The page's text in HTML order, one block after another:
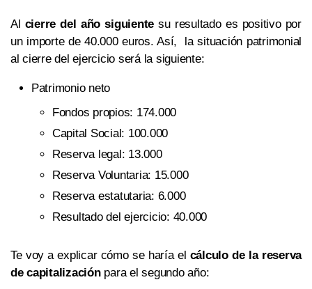
Al cierre del año siguiente su resultado es positivo por
un importe de 40.000 euros. Así, la situación patrimonial
al cierre del ejercicio será la siguiente:
Patrimonio neto
Fondos propios: 174.000
Capital Social: 100.000
Reserva legal: 13.000
Reserva Voluntaria: 15.000
Reserva estatutaria: 6.000
Resultado del ejercicio: 40.000
Te voy a explicar cómo se haría el cálculo de la reserva
de capitalizaciónpara el segundo año: